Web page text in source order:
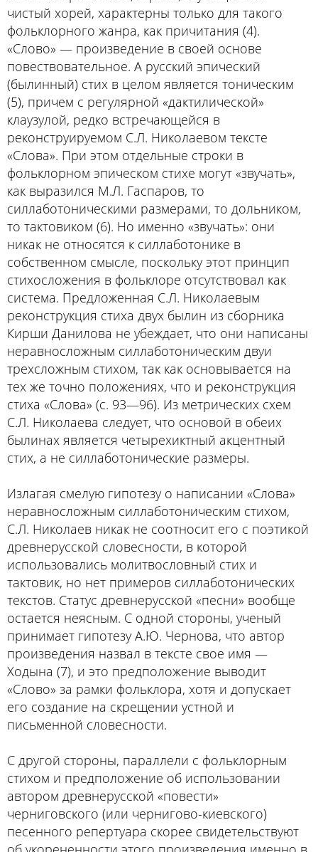
чистый хорей, характерны только для такого
фольклорного жанра, как причитания (4).
«Слово» — произведение в своей основе
повествовательное. А русский эпический
(былинный) стих в целом является тоническим
(5), причем с регулярной «дактилической»
клаузулой, редко встречающейся в
реконструируемом С.Л. Николаевом тексте
«Слова». При этом отдельные строки в
фольклорном эпическом стихе могут «звучать»,
как выразился М.Л. Гаспаров, то
силлаботоническими размерами, то дольником,
то тактовиком (6). Но именно «звучать»: они
никак не относятся к силлаботонике в
собственном смысле, поскольку этот принцип
стихосложения в фольклоре отсутствовал как
система. Предложенная С.Л. Николаевым
реконструкция стиха двух былин из сборника
Кирши Данилова не убеждает, что они написаны
неравносложным силлаботоническим двуи
трехсложным стихом, так как основывается на
тех же точно положениях, что и реконструкция
стиха «Слова» (с. 93—96). Из метрических схем
С.Л. Николаева следует, что основой в обеих
былинах является четырехиктный акцентный
стих, а не силлаботонические размеры.
Излагая смелую гипотезу о написании «Слова»
неравносложным силлаботоническим стихом,
С.Л. Николаев никак не соотносит его с поэтикой
древнерусской словесности, в которой
использовались молитвословный стих и
тактовик, но нет примеров силлаботонических
текстов. Статус древнерусской «песни» вообще
остается неясным. С одной стороны, ученый
принимает гипотезу А.Ю. Чернова, что автор
произведения назвал в тексте свое имя —
Ходына (7), и это предположение выводит
«Слово» за рамки фольклора, хотя и допускает
его создание на скрещении устной и
письменной словесности.
С другой стороны, параллели с фольклорным
стихом и предположение об использовании
автором древнерусской «повести»
черниговского (или чернигово-киевского)
песенного репертуара скорее свидетельствуют